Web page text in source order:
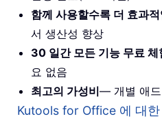
함께 사용할수록 더 효과
서 생산성 향상
30 일간 모든 기능 무료 체
요 없음
최고의 가성비— 개별 애드
Kutools for Office 에 대한